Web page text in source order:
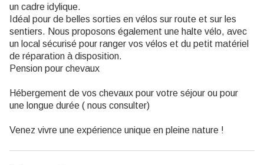
un cadre idylique.
Idéal pour de belles sorties en vélos sur route et sur les
sentiers. Nous proposons également une halte vélo, avec
un local sécurisé pour ranger vos vélos et du petit matériel
de réparation à disposition.
Pension pour chevaux
Hébergement de vos chevaux pour votre séjour ou pour
une longue durée ( nous consulter)
Venez vivre une expérience unique en pleine nature !